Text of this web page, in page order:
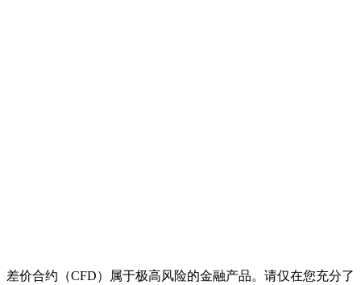
差价合约（CFD）属于极高风险的金融产品。请仅在您充分了